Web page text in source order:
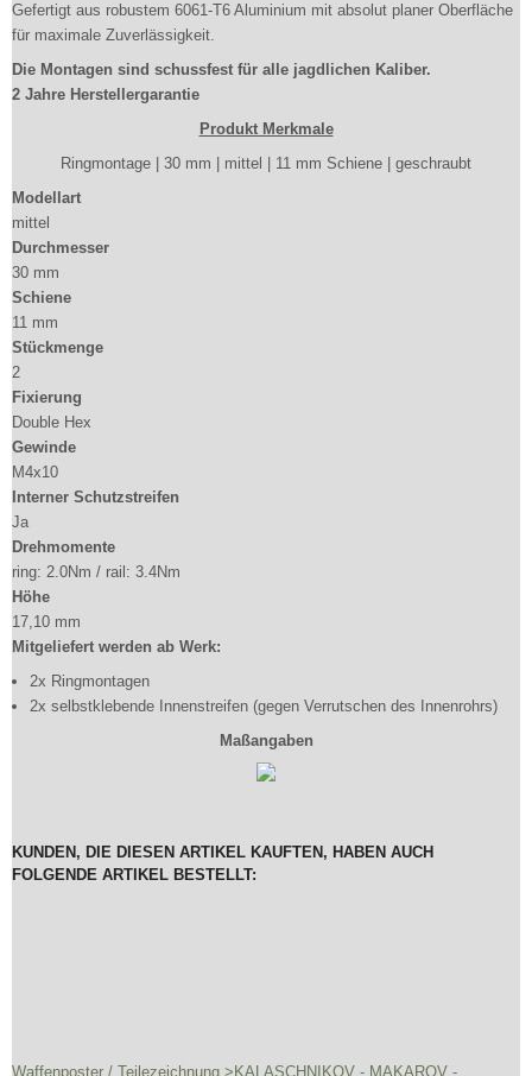
Gefertigt aus robustem 6061-T6 Aluminium mit absolut planer Oberfläche
für maximale Zuverlässigkeit.
Die Montagen sind schussfest für alle jagdlichen Kaliber.
2 Jahre Herstellergarantie
Produkt Merkmale
Ringmontage | 30 mm | mittel | 11 mm Schiene | geschraubt
Modellart
mittel
Durchmesser
30 mm
Schiene
11 mm
Stückmenge
2
Fixierung
Double Hex
Gewinde
M4x10
Interner Schutzstreifen
Ja
Drehmomente
ring: 2.0Nm / rail: 3.4Nm
Höhe
17,10 mm
Mitgeliefert werden ab Werk:
2x Ringmontagen
2x selbstklebende Innenstreifen (gegen Verrutschen des Innenrohrs)
Maßangaben
KUNDEN, DIE DIESEN ARTIKEL KAUFTEN, HABEN AUCH
FOLGENDE ARTIKEL BESTELLT:
Waffenposter / Teilezeichnung >KALASCHNIKOV - MAKAROV -